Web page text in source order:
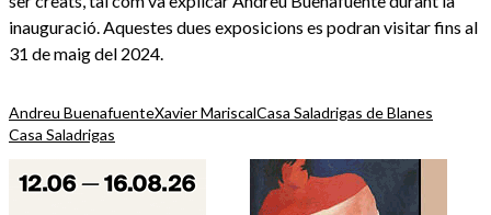
inauguració. Aquestes dues exposicions es podran visitar fins al
31 de maig del 2024.
Andreu BuenafuenteXavier MariscalCasa Saladrigas de Blanes
Casa Saladrigas